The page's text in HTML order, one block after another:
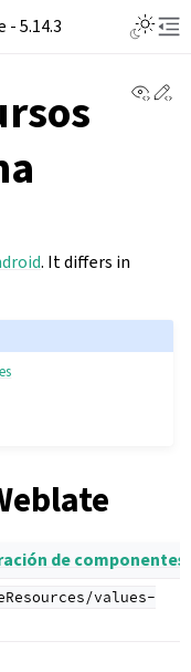
5.14.3
. It differs in
de componentes
values-